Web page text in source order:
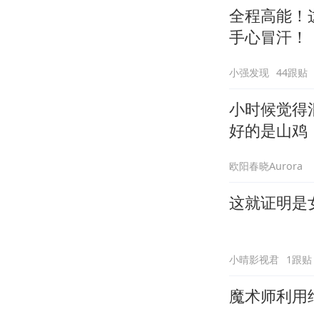
全程高能！
手心冒汗！
小强发现 44跟贴
小时候觉得
好的是山鸡
欧阳春晓Aurora
这就证明是
小晴影视君 1跟贴
魔术师利用